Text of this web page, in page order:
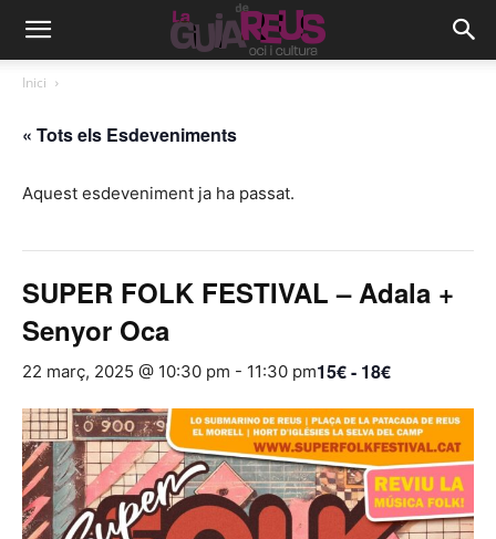
Inici
« Tots els Esdeveniments
Aquest esdeveniment ja ha passat.
SUPER FOLK FESTIVAL – Adala +
Senyor Oca
22 març, 2025 @ 10:30 pm - 11:30 pm15€ - 18€